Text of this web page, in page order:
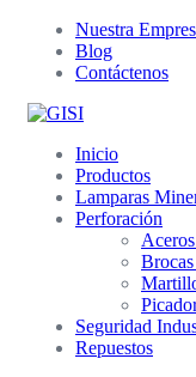
Nuestra
Blog
Contáctenos
Inicio
Productos
Lamparas
Perforación
Seguridad
Repuestos